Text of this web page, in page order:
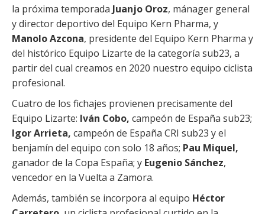
la próxima temporada Juanjo Oroz, mánager general
y director deportivo del Equipo Kern Pharma, y
Manolo Azcona, presidente del Equipo Kern Pharma y
del histórico Equipo Lizarte de la categoría sub23, a
partir del cual creamos en 2020 nuestro equipo ciclista
profesional.
Cuatro de los fichajes provienen precisamente del
Equipo Lizarte: Iván Cobo, campeón de España sub23;
Igor Arrieta, campeón de España CRI sub23 y el
benjamín del equipo con solo 18 años; Pau Miquel,
ganador de la Copa España; y Eugenio Sánchez,
vencedor en la Vuelta a Zamora.
Además, también se incorpora al equipo Héctor